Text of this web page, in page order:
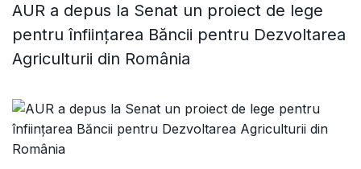
AUR a depus la Senat un proiect de lege
pentru înființarea Băncii pentru Dezvoltarea
Agriculturii din România